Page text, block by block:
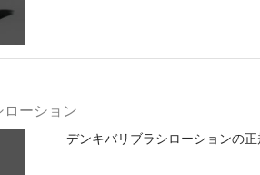
ローション
デンキバリブラシローションの